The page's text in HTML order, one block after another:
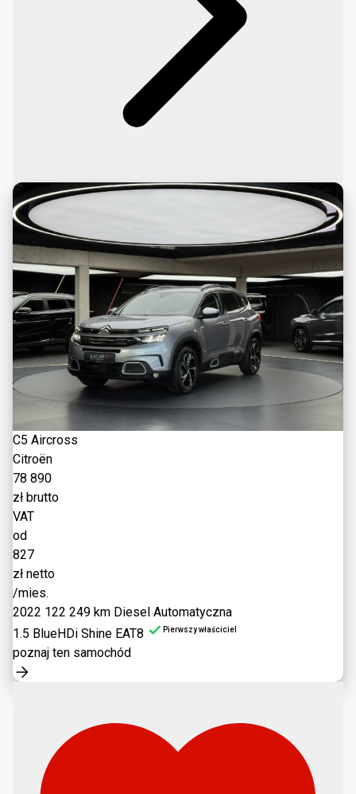
C5 Aircross
Citroën
78 890
zł brutto
VAT
od
827
zł netto
/mies.
2022 122 249 km Diesel Automatyczna
1.5 BlueHDi Shine EAT8
Pierwszy właściciel
poznaj ten samochód